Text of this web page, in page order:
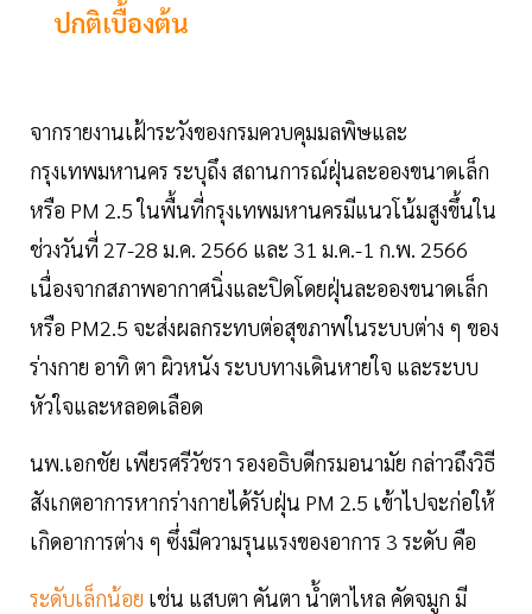
ปกติเบื้องต้น
จากรายงานเฝ้าระวังของกรมควบคุมมลพิษและ
กรุงเทพมหานคร ระบุถึง สถานการณ์ฝุ่นละอองขนาดเล็ก
หรือ PM 2.5 ในพื้นที่กรุงเทพมหานครมีแนวโน้มสูงขึ้นใน
ช่วงวันที่ 27-28 ม.ค. 2566 และ 31 ม.ค.-1 ก.พ. 2566
เนื่องจากสภาพอากาศนิ่งและปิดโดยฝุ่นละอองขนาดเล็ก
หรือ PM2.5 จะส่งผลกระทบต่อสุขภาพในระบบต่าง ๆ ของ
ร่างกาย อาทิ ตา ผิวหนัง ระบบทางเดินหายใจ และระบบ
หัวใจและหลอดเลือด
นพ.เอกชัย เพียรศรีวัชรา รองอธิบดีกรมอนามัย กล่าวถึงวิธี
สังเกตอาการหากร่างกายได้รับฝุ่น PM 2.5 เข้าไปจะก่อให้
เกิดอาการต่าง ๆ ซึ่งมีความรุนแรงของอาการ 3 ระดับ คือ
ระดับเล็กน้อย เช่น แสบตา คันตา น้ำตาไหล คัดจมูก มี